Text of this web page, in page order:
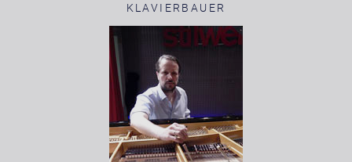
KLAVIERBAUER